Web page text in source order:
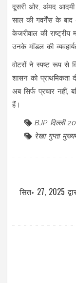
दूसरी ओर, अंमद आदमी
साल की गवर्नेंस के
केजरीवाल की राष्ट्रीय
उनके मॉडल की
वोटरों ने स्पष्ट रूप से
शासन को प्राथमिकता
अब सिर्फ प्रचार नहीं,
हैं।
BJP दिल्ली
रेखा गुप्ता
सित॰ 27, 2025